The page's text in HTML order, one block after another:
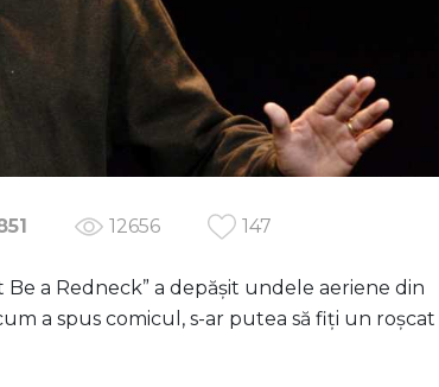
12656 147
a Redneck” a depășit undele aeriene din
a spus comicul, s-ar putea să fiți un roșcat